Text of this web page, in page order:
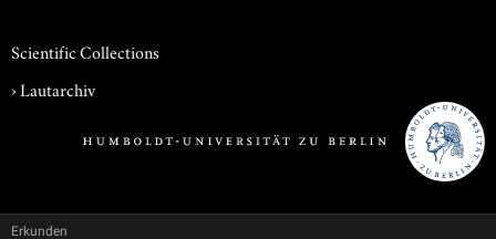
Scientific Collections
›Lautarchiv
Erkunden